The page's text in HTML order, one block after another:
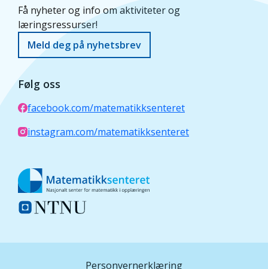
Få nyheter og info om aktiviteter og
læringsressurser!
Meld deg på nyhetsbrev
Følg oss
facebook.com/matematikksenteret
instagram.com/matematikksenteret
Personvernerklæring